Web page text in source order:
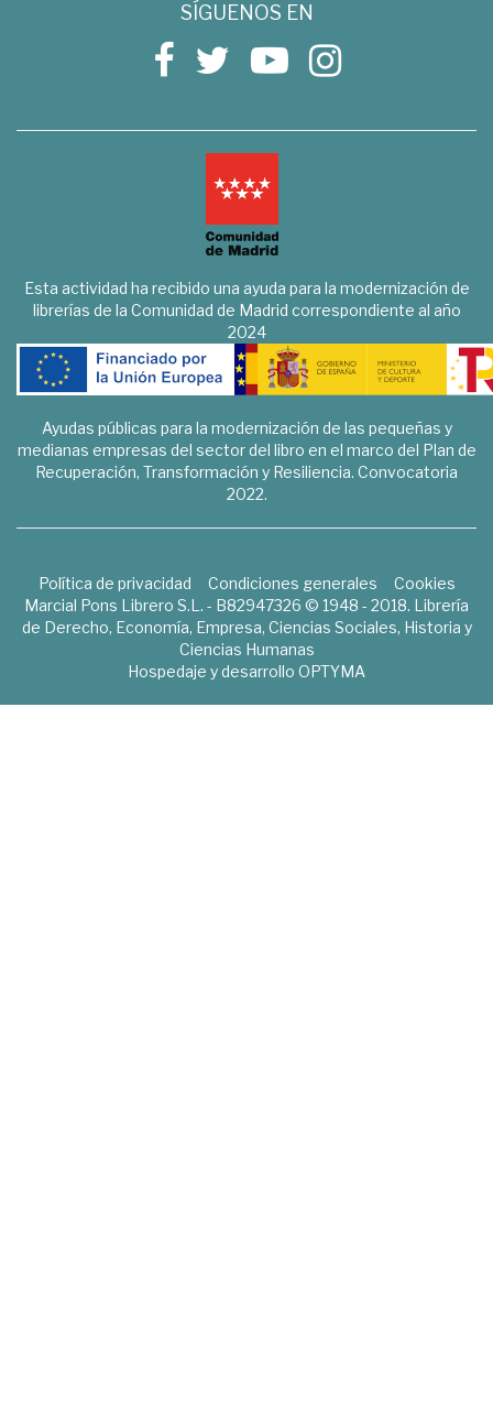
SÍGUENOS EN
Esta actividad ha recibido una ayuda para la modernización de
librerías de la Comunidad de Madrid correspondiente al año
2024
Ayudas públicas para la modernización de las pequeñas y
medianas empresas del sector del libro en el marco del Plan de
Recuperación, Transformación y Resiliencia. Convocatoria
2022.
Política de privacidad Condiciones generales
Cookies
Marcial Pons Librero S.L. - B82947326 © 1948 - 2018. Librería
de Derecho, Economía, Empresa, Ciencias Sociales, Historia y
Ciencias Humanas
Hospedaje y desarrollo OPTYMA